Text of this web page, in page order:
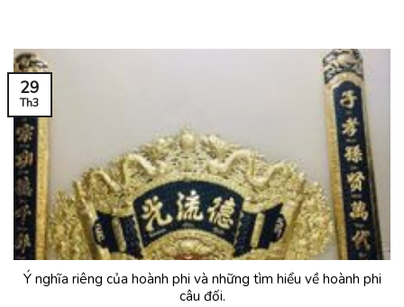
Ý nghĩa riêng của hoành phi và những tìm hiểu về hoành phi
câu đối.
29
Th3